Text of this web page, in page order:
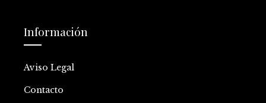
Información
Aviso Legal
Contacto